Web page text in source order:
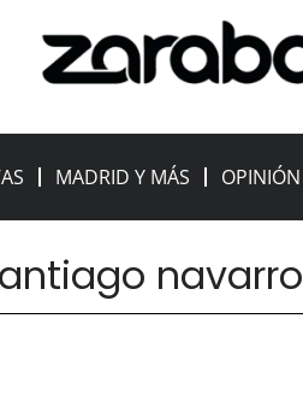
MADRID Y MÁS OPINIÓN
navarro